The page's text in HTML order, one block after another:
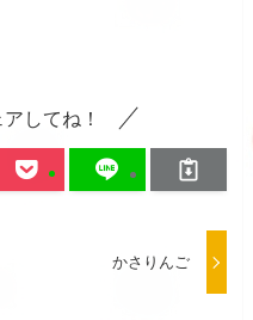
してね！
かさりんご